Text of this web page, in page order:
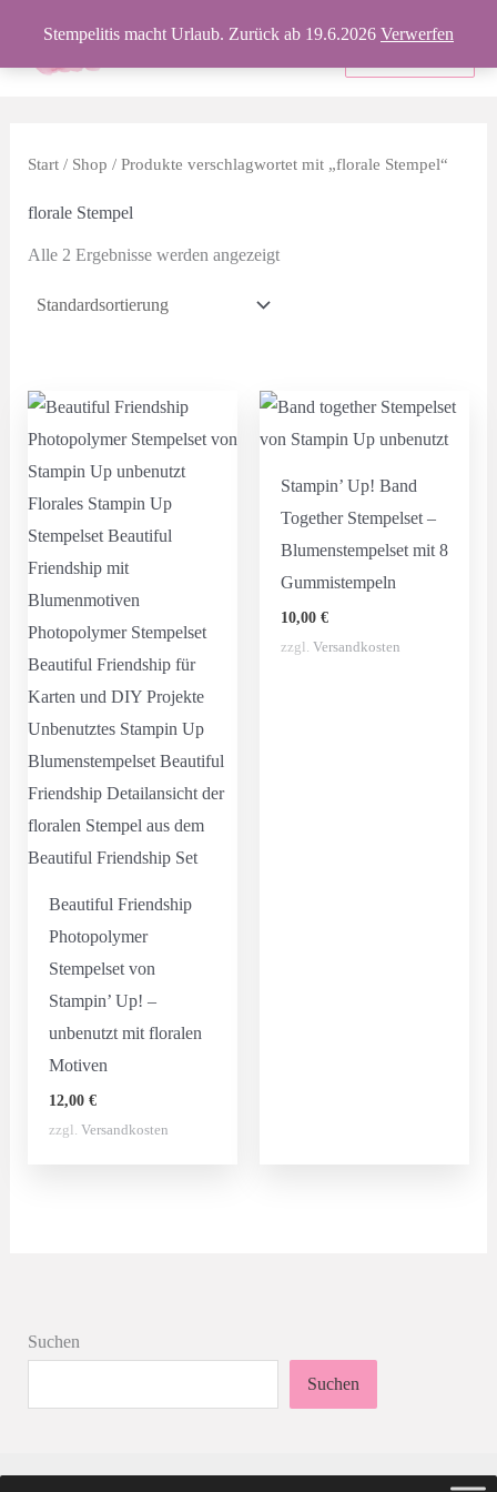
Stempelitis macht Urlaub. Zurück ab 19.6.2026 Verwerfen
springen
Produkte
Start/ Shop / Produkte verschlagwortet mit „florale Stempel“
florale Stempel
Alle 2 Ergebnisse werden angezeigt
Beautiful Friendship
Photopolymer
Stempelset von
Stampin’ Up! –
unbenutzt mit floralen
Motiven
12,00 €
zzgl. Versandkosten
Stampin’ Up! Band
Together Stempelset –
Blumenstempelset mit 8
Gummistempeln
10,00€
zzgl.Versandkosten
Suchen
Suchen